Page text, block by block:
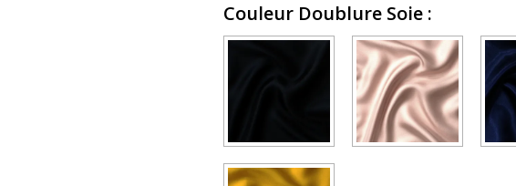
Couleur Doublure Soie :